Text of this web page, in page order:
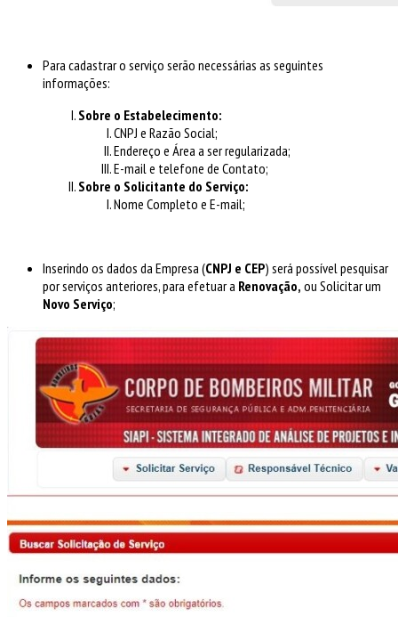
Para cadastrar o serviço serão necessárias as seguintes
informações:
Sobre o Estabelecimento:
CNPJ e Razão Social;
Endereço e Área a ser regularizada;
E-mail e telefone de Contato;
Sobre o Solicitante do Serviço:
Nome Completo e E-mail;
Inserindo os dados da Empresa (CNPJ e CEP) será possível pesquisar
por serviços anteriores, para efetuar a Renovação, ou Solicitar um
Novo Serviço;